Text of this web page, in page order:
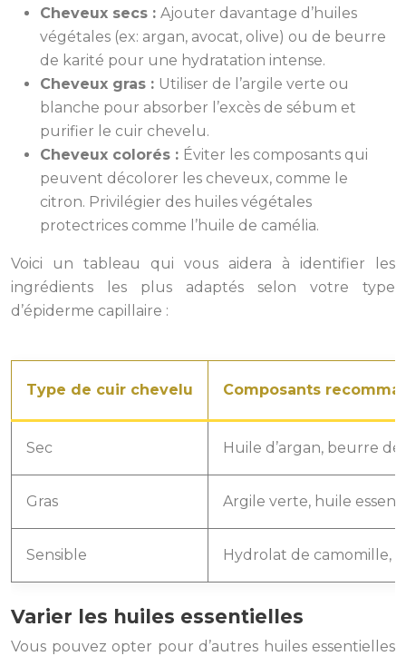
Cheveux secs : Ajouter davantage d’huiles
végétales (ex: argan, avocat, olive) ou de beurre
de karité pour une hydratation intense.
Cheveux gras : Utiliser de l’argile verte ou
blanche pour absorber l’excès de sébum et
purifier le cuir chevelu.
Cheveux colorés : Éviter les composants qui
peuvent décolorer les cheveux, comme le
citron. Privilégier des huiles végétales
protectrices comme l’huile de camélia.
Voici un tableau qui vous aidera à identifier les
ingrédients les plus adaptés selon votre type
d’épiderme capillaire :
Type de cuir chevelu Composants
Sec Huile d’argan, beurre
Gras Argile verte, huile
Sensible Hydrolat de camomille,
Varier les huiles essentielles
Vous pouvez opter pour d’autres huiles essentielles